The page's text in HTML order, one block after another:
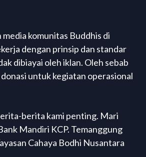
media komunitas Buddhis di
dengan prinsip dan standar
dibiayai oleh iklan. Oleh sebab
untuk kegiatan operasional
berita kami penting. Mari
Mandiri KCP. Temanggung
Cahaya Bodhi Nusantara